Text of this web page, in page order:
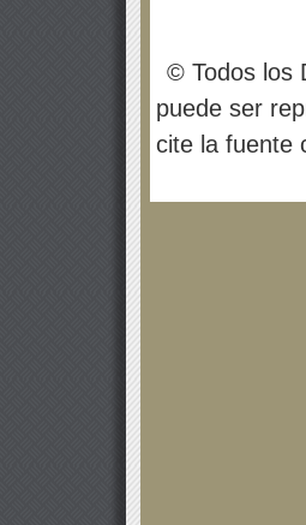
© Todos los
puede ser
cite la fuente